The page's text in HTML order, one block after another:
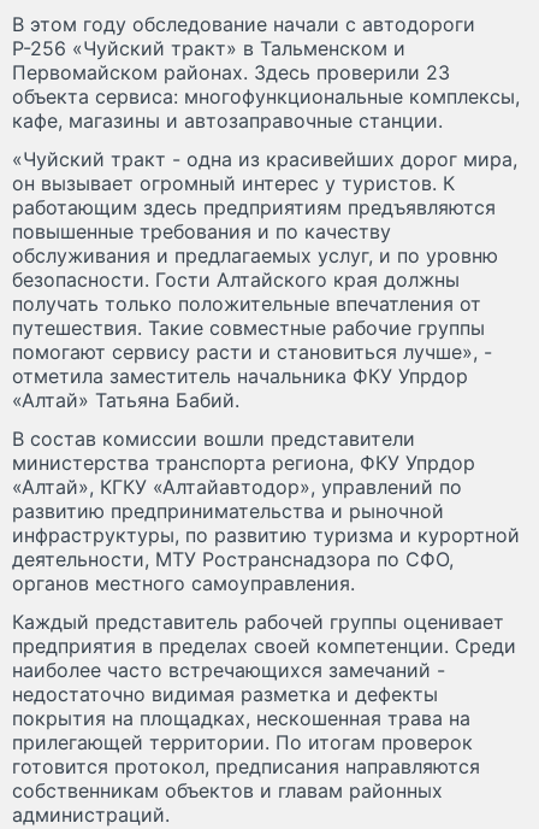
В этом году обследование начали с автодороги
Р-256 «Чуйский тракт» в Тальменском и
Первомайском районах. Здесь проверили 23
объекта сервиса: многофункциональные комплексы,
кафе, магазины и автозаправочные станции.
«Чуйский тракт - одна из красивейших дорог мира,
он вызывает огромный интерес у туристов. К
работающим здесь предприятиям предъявляются
повышенные требования и по качеству
обслуживания и предлагаемых услуг, и по уровню
безопасности. Гости Алтайского края должны
получать только положительные впечатления от
путешествия. Такие совместные рабочие группы
помогают сервису расти и становиться лучше», -
отметила заместитель начальника ФКУ Упрдор
«Алтай» Татьяна Бабий.
В состав комиссии вошли представители
министерства транспорта региона, ФКУ Упрдор
«Алтай», КГКУ «Алтайавтодор», управлений по
развитию предпринимательства и рыночной
инфраструктуры, по развитию туризма и курортной
деятельности, МТУ Ространснадзора по СФО,
органов местного самоуправления.
Каждый представитель рабочей группы оценивает
предприятия в пределах своей компетенции. Среди
наиболее часто встречающихся замечаний -
недостаточно видимая разметка и дефекты
покрытия на площадках, нескошенная трава на
прилегающей территории. По итогам проверок
готовится протокол, предписания направляются
собственникам объектов и главам районных
администраций.